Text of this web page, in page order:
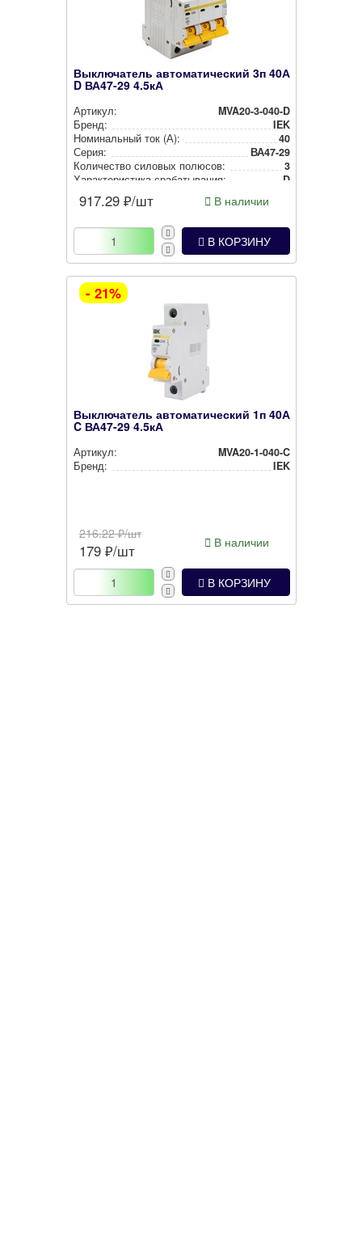
Выключатель автоматический 3п 40А
D ВА47-29 4.5кА
Артикул:
MVA20-3-040-D
Бренд:
IEK
Номи­наль­ный ток (А):
40
Серия:
ВА47-29
Количество силовых полюсов:
3
Харак­те­рис­ти­ка сра­ба­ты­ва­ния:
D
917.29 ₽/шт В наличии
В КОРЗИНУ
- 21%
Выключатель автоматический 1п 40А
C ВА47-29 4.5кА
Артикул:
MVA20-1-040-C
Бренд:
IEK
216.22₽/шт
179 ₽/шт В наличии
В КОРЗИНУ